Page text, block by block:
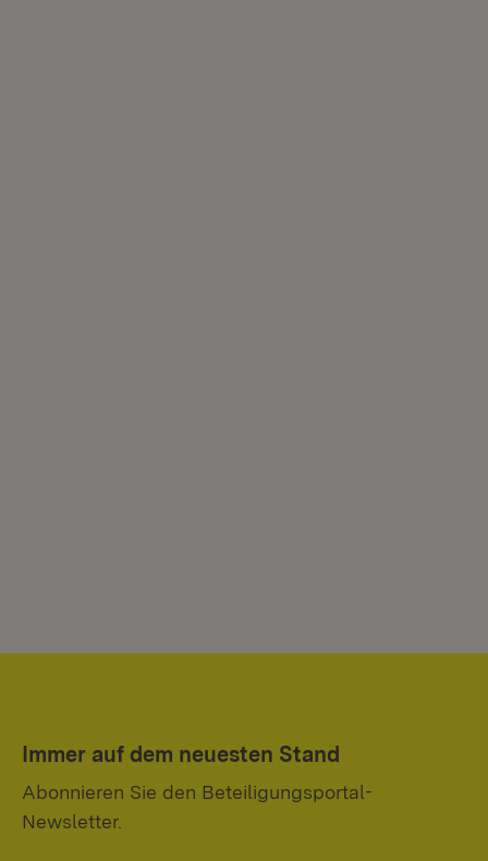
Immer auf dem neuesten Stand
Abonnieren Sie den Beteiligungsportal-
Newsletter.